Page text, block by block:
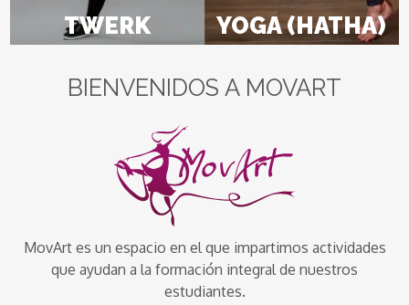
TWERK YOGA (HATHA)
BIENVENIDOS A MOVART
MovArt es un espacio en el que impartimos actividades
que ayudan a la formación integral de nuestros
estudiantes.